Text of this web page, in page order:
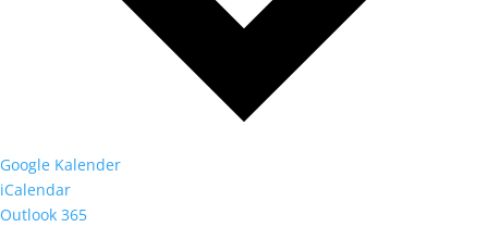
Google Kalender
iCalendar
Outlook 365